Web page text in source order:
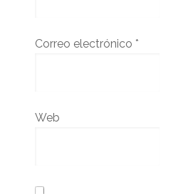
Correo electrónico *
Web